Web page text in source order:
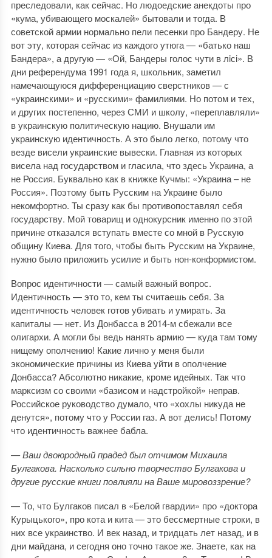
преследовали, как сейчас. Но людоедские анекдоты про
«кума, убивающего москалей» бытовали и тогда. В
советской армии нормально пели песенки про Бандеру. Не
вот эту, которая сейчас из каждого утюга — «батько наш
Бандера», а другую — «Ой, Бандеры голос чути в лiсі». В
дни референдума 1991 года я, школьник, заметил
намечающуюся дифференциацию сверстников — с
«украинскими» и «русскими» фамилиями. Но потом и тех,
и других постепенно, через СМИ и школу, «переплавляли»
в украинскую политическую нацию. Внушали им
украинскую идентичность. А это было легко, потому что
везде висели украинские вывески. Главная из которых
висела над государством и гласила, что здесь Украина, а
не Россия. Буквально как в книжке Кучмы: «Украина – не
Россия». Поэтому быть Русским на Украине было
некомфортно. Ты сразу как бы противопоставлял себя
государству. Мой товарищ и однокурсник именно по этой
причине отказался вступать вместе со мной в Русскую
общину Киева. Для того, чтобы быть Русским на Украине,
нужно было приложить усилие и быть нон-конформистом.
Вопрос идентичности — самый важный вопрос.
Идентичность — это то, кем ты считаешь себя. За
идентичность человек готов убивать и умирать. За
капиталы — нет. Из Донбасса в 2014-м сбежали все
олигархи. А могли бы ведь нанять армию — куда там тому
нищему ополчению! Какие лично у меня были
экономические причины из Киева уйти в ополчение
Донбасса? Абсолютно никакие, кроме идейных. Так что
марксизм со своими «базисом и надстройкой» неправ.
Российское руководство думало, что «хохлы никуда не
денутся», потому что у России газ. А вот делись! Потому
что идентичность важнее бабла.
— Ваш двоюродный прадед был отчимом Михаила
Булгакова. Насколько сильно творчество Булгакова и
другие русские книги повлияли на Ваше мировоззрение?
— То, что Булгаков писал в «Белой гвардии» про «доктора
Курыцького», про кота и кита — это бессмертные строки, в
них все украинство. И век назад, и тридцать лет назад, и в
дни майдана, и сегодня оно точно такое же. Знаете, как на